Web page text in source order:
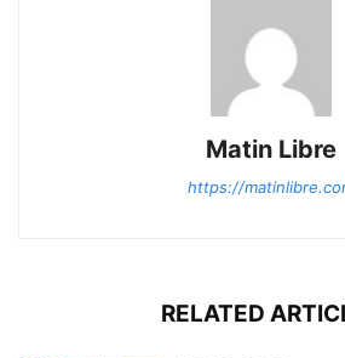
Matin Libre
https://
RELATED